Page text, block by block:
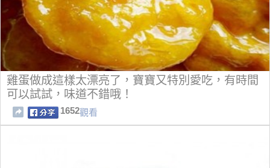
雞蛋做成這樣太漂亮了，寶寶又特別愛吃，有時間
可以試試，味道不錯哦！
1652觀看